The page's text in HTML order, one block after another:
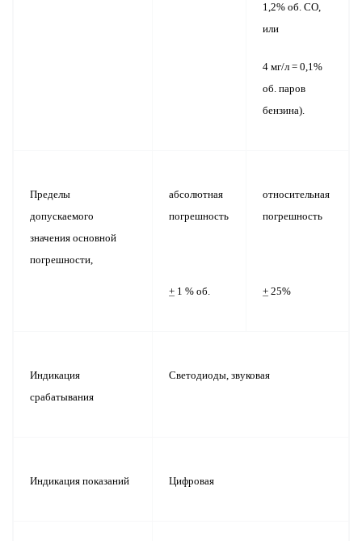
1,2% об. СО,
или
4 мг/л = 0,1%
об. паров
бензина).
Пределы
допускаемого
значения основной
погрешности,
абсолютная
погрешность
+ 1 % об.
относительная
погрешность
+ 25%
Индикация
срабатывания
Светодиоды, звуковая
Индикация показаний Цифровая